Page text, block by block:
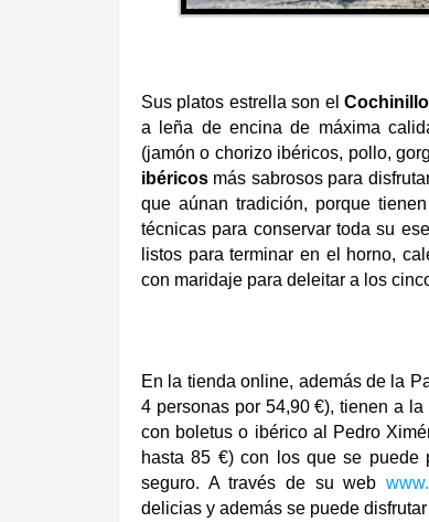
Sus platos estrella son el
a leña de encina de máxima
(jamón o chorizo ibéricos, pollo,
ibéricos más sabrosos para
que aúnan tradición, porque
técnicas para conservar toda su
listos para terminar en el horno,
con maridaje para deleitar a los
En la tienda online, además de la
4 personas por 54,90 €), tienen a
con boletus o ibérico al Pedro
hasta 85 €) con los que se puede
seguro. A través de su web
delicias y además se puede